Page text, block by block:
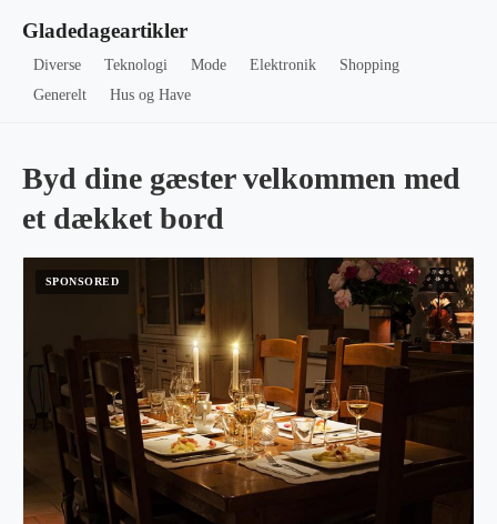
Gladedageartikler
Diverse Teknologi Mode Elektronik
Shopping
Generelt
Hus og Have
Byd dine gæster velkommen med
et dækket bord